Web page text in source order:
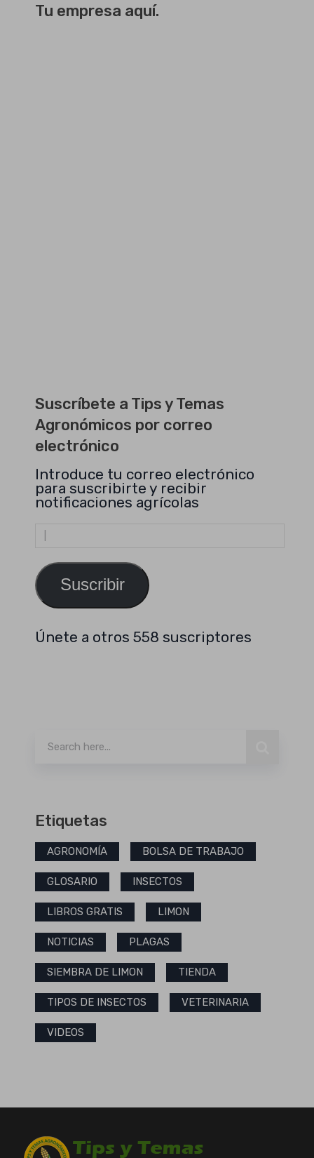
Tu empresa aquí.
Suscríbete a Tips y Temas
Agronómicos por correo
electrónico
Introduce tu correo electrónico
para suscribirte y recibir
notificaciones agrícolas
Dirección
de
Suscribir
Únete a otros 558 suscriptores
Etiquetas
AGRONOMÍA BOLSA DE TRABAJO
GLOSARIO INSECTOS
LIBROS GRATIS LIMON
NOTICIAS PLAGAS
SIEMBRA DE LIMON TIENDA
TIPOS DE INSECTOS VETERINARIA
VIDEOS